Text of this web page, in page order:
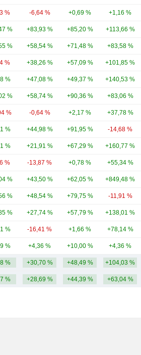
% -6,64 % +0,69 % +1,16 %
% +83,93 % +85,20 % +113,66 %
% +58,54 % +71,48 % +83,58 %
% +38,26 % +57,09 % +101,85 %
% +47,08 % +49,37 % +140,53 %
% +58,74 % +90,36 % +83,06 %
% -0,64 % +2,17 % +37,78 %
% +44,98 % +91,95 % -14,68 %
% +21,91 % +67,29 % +160,77 %
% -13,87 % +0,78 % +55,34 %
% +43,50 % +62,05 % +849,48 %
% +48,54 % +79,75 % -11,91 %
% +27,74 % +57,79 % +138,01 %
% -16,41 % +1,66 % +78,14 %
% +4,36 % +10,00 % +4,36 %
% +30,70 % +48,49 % +104,03 %
% +28,69 % +44,39 % +63,04 %